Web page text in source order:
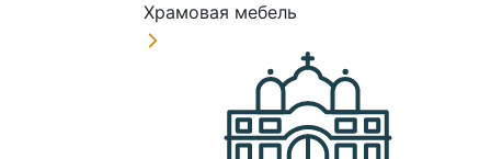
Храмовая мебель